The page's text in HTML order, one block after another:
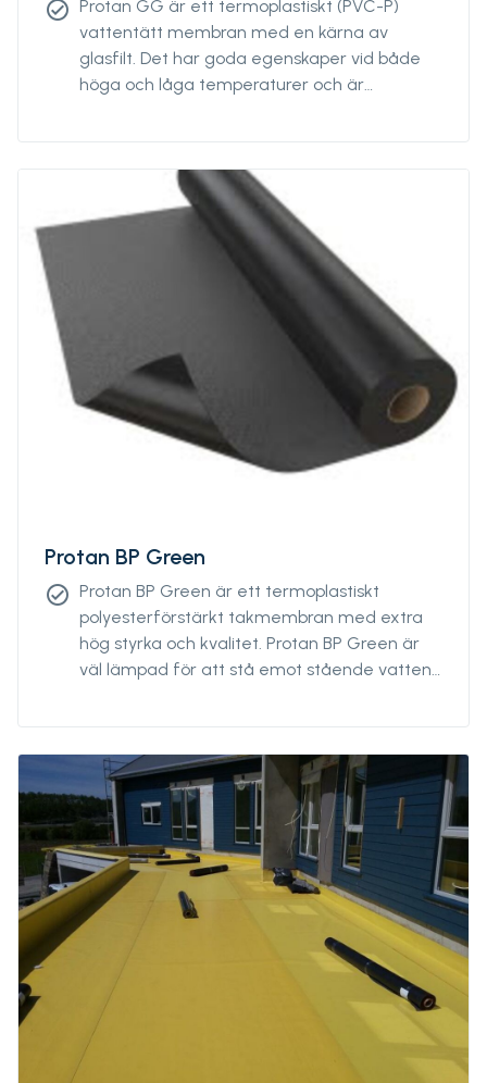
check_circle Protan GG är ett termoplastiskt (PVC-P)
vattentätt membran med en kärna av
glasfilt. Det har goda egenskaper vid både
höga och låga temperaturer och är
med standardlängder och -bredder.
Protan BP Green
check_circle Protan BP Green är ett termoplastiskt
polyesterförstärkt takmembran med extra
hög styrka och kvalitet. Protan BP Green är
väl lämpad för att stå emot stående vatten
robust och har goda egenskaper vid både
rotbeständigt, brandhämmande, har god
motståndskraft mot UV-strålning, bakterier
och andra föroreningar.